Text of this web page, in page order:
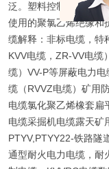
泛。塑料控制电缆全称
使用的聚氯乙烯绝缘和
缆解释：非标电缆，特
KVV电缆，ZR-VV电缆
缆）VV-P等屏蔽电力
缆（RVVZ电缆）矿用
电缆氯化聚乙烯橡套扁
电缆采掘机电缆露天矿
PTYV,PTYY22-铁路隧
通型耐火电力电缆，耐